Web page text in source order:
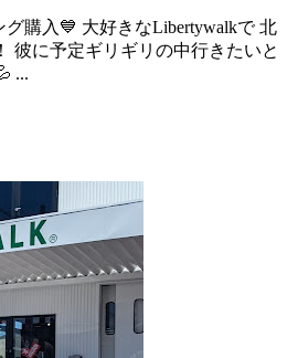
購入💙 大好きなLibertywalkで 北
彼に予定ギリギリの中行きたいと
...